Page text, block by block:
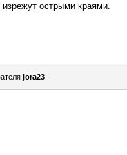
острыми краями.
jora23